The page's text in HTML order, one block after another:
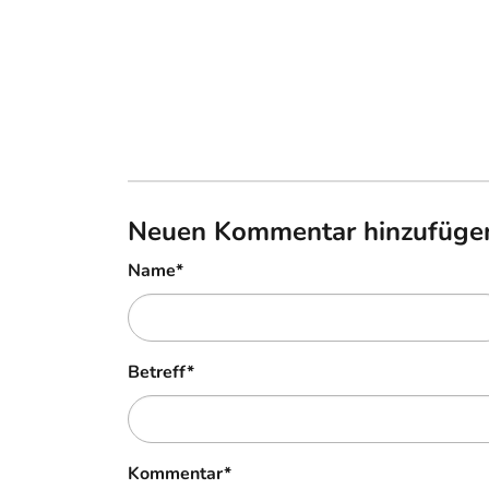
Neuen Kommentar
Name*
Betreff*
Kommentar*